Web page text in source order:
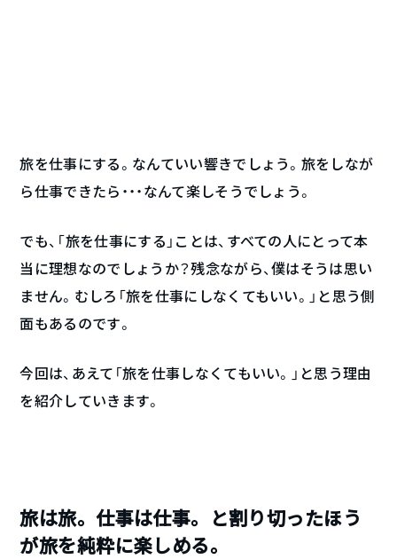
旅を仕事にする。なんていい響きでしょう。旅をしなが
ら仕事できたら・・・なんて楽しそうでしょう。
でも、「旅を仕事にする」ことは、すべての人にとって本
当に理想なのでしょうか？残念ながら、僕はそうは思い
ません。むしろ「旅を仕事にしなくてもいい。」と思う側
面もあるのです。
今回は、あえて「旅を仕事しなくてもいい。」と思う理由
を紹介していきます。
旅は旅。仕事は仕事。と割り切ったほう
が旅を純粋に楽しめる。